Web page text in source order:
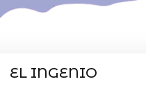
EL INGENIO